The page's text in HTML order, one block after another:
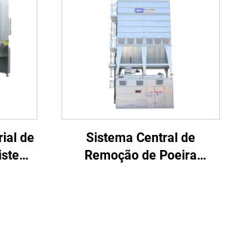
de
Sistema Central de
Remoção de Poeira